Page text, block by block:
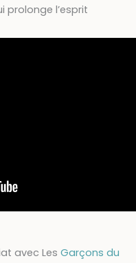
prolonge l’esprit
avec Les Garçons du